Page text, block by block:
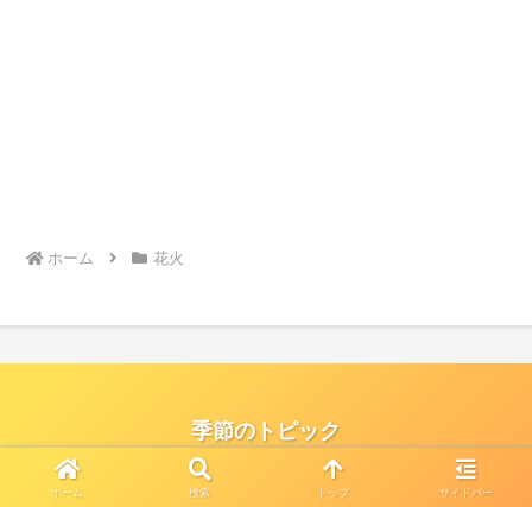
ホーム 花火
季節のトピック
プライバシーポリシー
ホーム 検索 トップ サイドバー